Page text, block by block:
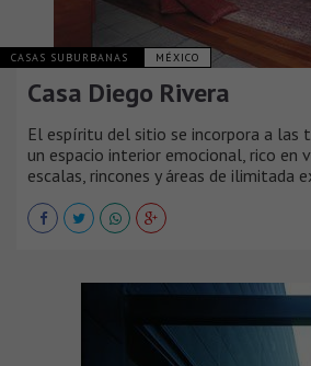
CASAS SUBURBANAS MÉXICO
Casa Diego Rivera
El espíritu del sitio se incorpora a las
un espacio interior emocional, rico en
escalas, rincones y áreas de ilimitada